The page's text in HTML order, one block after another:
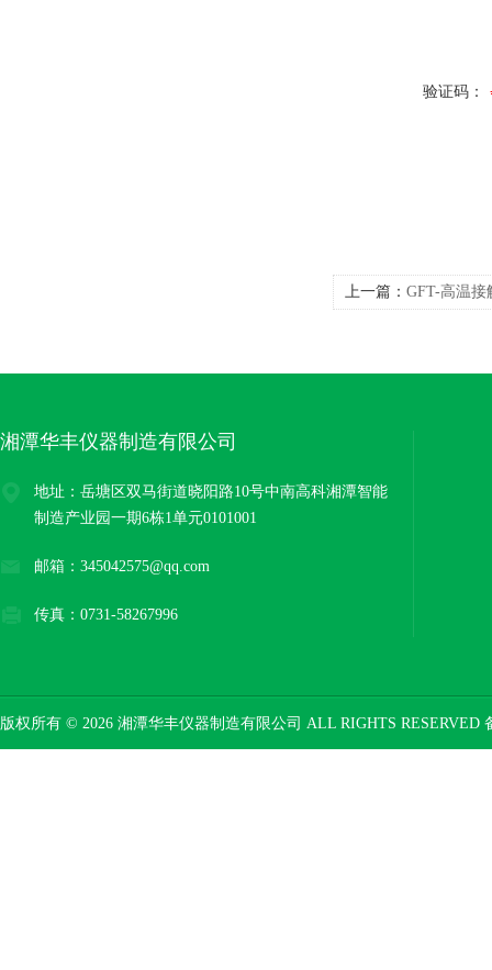
验证码：
上一篇： GFT-高温接
湘潭华丰仪器制造有限公司
地址：岳塘区双马街道晓阳路10号中南高科湘潭智能
制造产业园一期6栋1单元0101001
邮箱：345042575@qq.com
传真：0731-58267996
版权所有 © 2026 湘潭华丰仪器制造有限公司 ALL RIGHTS RESERVED